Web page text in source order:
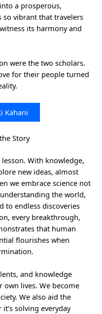
a prosperous,
so vibrant that travelers
its harmony and
were the two scholars.
for their people turned
Kahani
Story
With knowledge,
new ideas, almost
we embrace science not
the world,
to endless discoveries
every breakthrough,
that human
flourishes when
and knowledge
own lives. We become
We also aid the
solving everyday